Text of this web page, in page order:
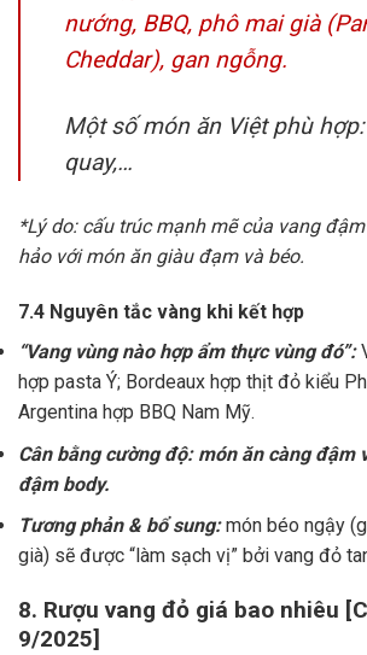
nướng, BBQ, phô mai già
Cheddar), gan ngỗng.
Một số món ăn Việt phù
quay,…
*Lý do: cấu trúc mạnh mẽ của vang
hảo với món ăn giàu đạm và béo.
7.4 Nguyên tắc vàng khi kết hợp
“Vang vùng nào hợp ẩm thực vùng đó”:
hợp pasta Ý; Bordeaux hợp thịt đỏ kiểu
Argentina hợp BBQ Nam Mỹ.
Cân bằng cường độ: món ăn càng đậm
đậm body.
Tương phản & bổ sung:món béo ngậy
già) sẽ được “làm sạch vị” bởi vang đỏ
8. Rượu vang đỏ giá bao nhiêu
9/2025]